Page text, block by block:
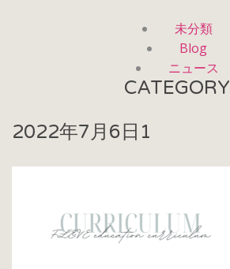
未分類
Blog
ニュース
CATEGORY
2022年7月6日 1